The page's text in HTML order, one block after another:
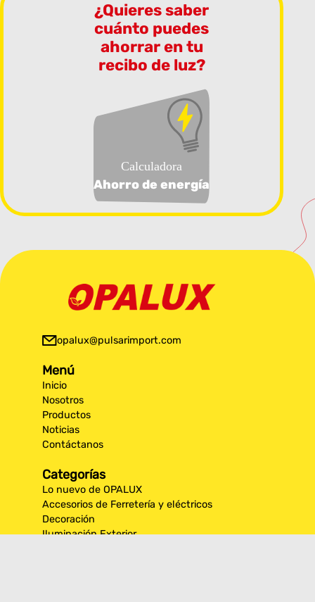
¿Quieres saber
cuánto puedes
ahorrar en tu
recibo de luz?
Calculadora
Ahorro de energía
opalux@pulsarimport.com
Menú
Inicio
Nosotros
Productos
Noticias
Contáctanos
Categorías
Lo nuevo de OPALUX
Accesorios de Ferretería y eléctricos
Decoración
Iluminación Exterior